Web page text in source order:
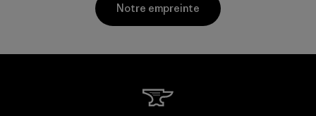
Notre empreinte